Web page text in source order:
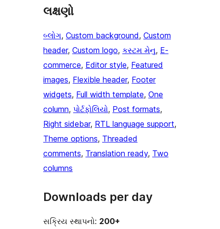
લક્ષણો
બ્લોગ, Custom background, Custom
header, Custom logo, કસ્ટમ મેનુ, E-
commerce, Editor style, Featured
images, Flexible header, Footer
widgets, Full width template, One
column, પોર્ટફોલિયો, Post formats
Right sidebar, RTL language support
Theme options, Threaded
comments, Translation ready, Two
columns
Downloads per day
સક્રિય સ્થાપનો: 200+